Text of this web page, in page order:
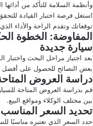
وأنظمة السلامة للتأكد من
استغل فرصة اختبار القيادة
توقعاتك وتقدم الراحة والأداء
المفاوضة: الخطوة
سيارة جديدة
بعد اجتياز مراحل البحث واختبار
بعض النصائح للحصول على
دراسة العروض
قم بدراسة العروض المتاحة
بين مختلف الوكلاء ومواقع البيع.
تحديد السعر المناسب
حدد السعر الذي تعتبره مناسبًا